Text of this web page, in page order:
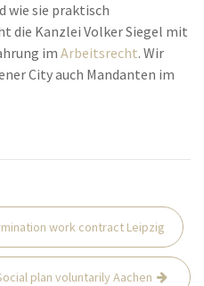
wie sie praktisch
die Kanzlei Volker Siegel mit
imArbeitsrecht. Wir
City auch Mandanten im
work contract Leipzig
plan voluntarily Aachen